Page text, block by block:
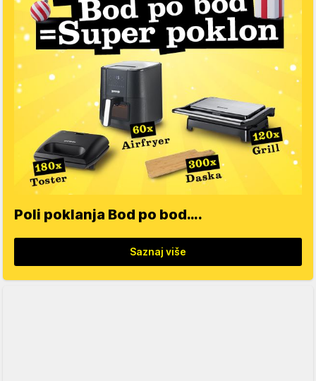
Poli poklanja Bod po bod….
Saznaj više